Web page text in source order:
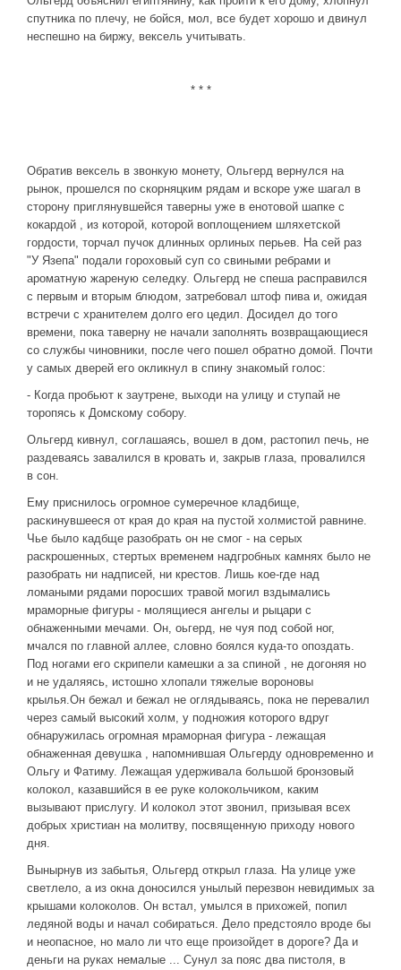
спутника по плечу, не бойся, мол, все будет хорошо и двинул
неспешно на биржу, вексель учитывать.
* * *
Обратив вексель в звонкую монету, Ольгерд вернулся на
рынок, прошелся по скорняцким рядам и вскоре уже шагал в
сторону приглянувшейся таверны уже в енотовой шапке с
кокардой , из которой, которой воплощением шляхетской
гордости, торчал пучок длинных орлиных перьев. На сей раз
"У Язепа" подали гороховый суп со свиными ребрами и
ароматную жареную селедку. Ольгерд не спеша расправился
с первым и вторым блюдом, затребовал штоф пива и, ожидая
встречи с хранителем долго его цедил. Досидел до того
времени, пока таверну не начали заполнять возвращающиеся
со службы чиновники, после чего пошел обратно домой. Почти
у самых дверей его окликнул в спину знакомый голос:
- Когда пробьют к заутрене, выходи на улицу и ступай не
торопясь к Домскому собору.
Ольгерд кивнул, соглашаясь, вошел в дом, растопил печь, не
раздеваясь завалился в кровать и, закрыв глаза, провалился
в сон.
Ему приснилось огромное сумеречное кладбище,
раскинувшееся от края до края на пустой холмистой равнине.
Чье было кадбще разобрать он не смог - на серых
раскрошенных, стертых временем надгробных камнях было не
разобрать ни надписей, ни крестов. Лишь кое-где над
ломаными рядами поросших травой могил вздымались
мраморные фигуры - молящиеся ангелы и рыцари с
обнаженными мечами. Он, оьгерд, не чуя под собой ног,
мчался по главной аллее, словно боялся куда-то опоздать.
Под ногами его скрипели камешки а за спиной , не догоняя но
и не удаляясь, истошно хлопали тяжелые вороновы
крылья.Он бежал и бежал не оглядываясь, пока не перевалил
через самый высокий холм, у подножия которого вдруг
обнаружилась огромная мраморная фигура - лежащая
обнаженная девушка , напомнившая Ольгерду одновременно и
Ольгу и Фатиму. Лежащая удерживала большой бронзовый
колокол, казавшийся в ее руке колокольчиком, каким
вызывают прислугу. И колокол этот звонил, призывая всех
добрых христиан на молитву, посвященную приходу нового
дня.
Вынырнув из забытья, Ольгерд открыл глаза. На улице уже
светлело, а из окна доносился унылый перезвон невидимых за
крышами колоколов. Он встал, умылся в прихожей, попил
ледяной воды и начал собираться. Дело предстояло вроде бы
и неопасное, но мало ли что еще произойдет в дороге? Да и
деньги на руках немалые ... Сунул за пояс два пистоля, в